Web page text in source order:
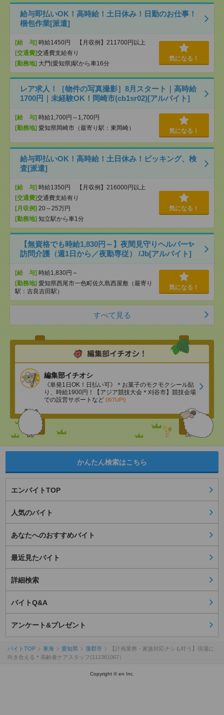
給与即払いOK！高時給！土日休み！日勤のお仕事！
梱包作業[派遣]
[給 与] 時給1450円 【月収例】211700円以上
[交通費]交通費支給有り
[勤務地] 大門(愛知県)駅から車16分
気になる！
レア求人！［物件の写真撮影］8月スタート｜高時給
1700円｜未経験OK！岡崎市(cb1sr02)[アルバイト]
[給 与] 時給1,700円～1,700円
[勤務地] 愛知県岡崎市（最寄り駅：東岡崎） 気になる！
給与即払いOK！高時給！土日休み！ピッキング、検
査[派遣]
[給 与] 時給1350円 【月収例】216000円以上
[交通費]交通費支給有り
[月収例] 20～25万円
[勤務地] 知立駅から車1分
気になる！
【無資格でも時給1,830円～】夜間見守りヘルパー✨
訪問介護（週1日から／夜勤専従） /Jb[アルバイト]
[給 与] 時給1,830円～
[勤務地] 愛知県西尾市一色町佐久島西屋敷（最寄り
駅：吉良吉田駅）
気になる！
すべて見る
編集部イチオシ
《単発1日OK！日払い可》＊お菓子のモクモクシール貼
り、時給1900円！【アジア競技大会＊刈谷市】競技会場
での設営サポートなど (8/7UP!)
かんたん検索はこちら
エンバイトTOP
人気のバイト
あなたへのおすすめバイト
最近見たバイト
詳細検索
バイトQ&A
アンケート&プレゼント
バイトTOP 東海 愛知県 蒲郡市
【計画業務・家族対応ナシも叶う】現場に
向き合える＊高齢者ケアスタッフ(111361067）
Copyright © en Inc.